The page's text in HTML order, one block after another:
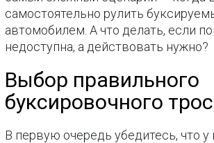
самостоятельно рулить
автомобилем. А что делать, если
недоступна, а действовать нужно?
Выбор правильного
буксировочного
В первую очередь убедитесь, что у